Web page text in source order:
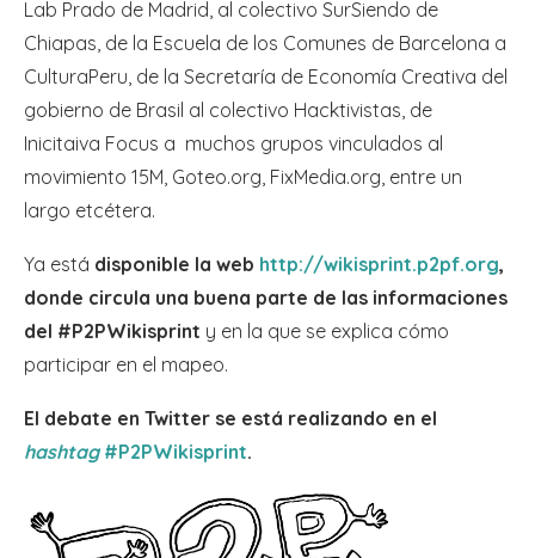
Lab Prado de Madrid, al colectivo SurSiendo de
Chiapas, de la Escuela de los Comunes de Barcelona a
CulturaPeru, de la Secretaría de Economía Creativa del
gobierno de Brasil al colectivo Hacktivistas, de
Inicitaiva Focus a muchos grupos vinculados al
movimiento 15M, Goteo.org, FixMedia.org, entre un
largo etcétera.
Ya está disponible la web http://wikisprint.p2pf.org,
donde circula una buena parte de las informaciones
del #P2PWikisprint y en la que se explica cómo
participar en el mapeo.
El debate en Twitter se está realizando en el
hashtag#P2PWikisprint.